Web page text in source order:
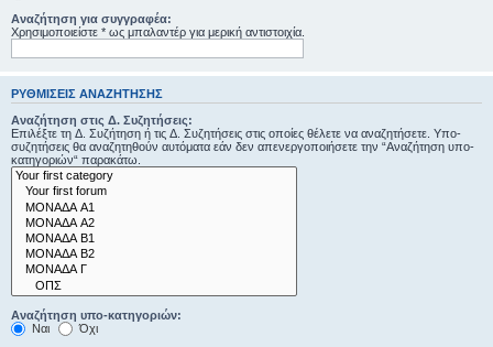
Αναζήτηση για συγγραφέα:
Χρησιμοποιείστε * ως μπαλαντέρ για μερική αντιστοιχία.
ΡΥΘΜΊΣΕΙΣ ΑΝΑΖΉΤΗΣΗΣ
Αναζήτηση στις Δ. Συζητήσεις:
Επιλέξτε τη Δ. Συζήτηση ή τις Δ. Συζητήσεις στις οποίες θέλετε να αναζητήσετε. Υπο-
συζητήσεις θα αναζητηθούν αυτόματα εάν δεν απενεργοποιήσετε την “Αναζήτηση υπο-
κατηγοριών“ παρακάτω.
Αναζήτηση υπο-κατηγοριών:
Ναι
Όχι